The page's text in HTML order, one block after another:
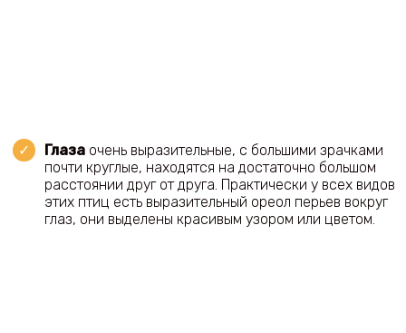
Глазаочень выразительные, с большими зрачками
почти круглые, находятся на достаточно большом
расстоянии друг от друга. Практически у всех видов
этих птиц есть выразительный ореол перьев вокруг
глаз, они выделены красивым узором или цветом.